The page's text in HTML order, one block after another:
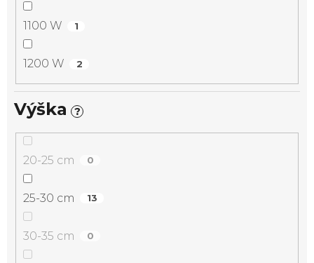
1100 W 1
1200 W 2
Výška ?
20-25 cm 0
25-30 cm 13
30-35 cm 0